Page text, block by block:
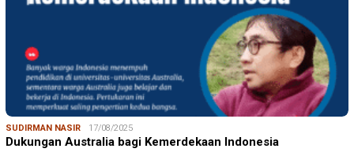
SUDIRMAN NASIR 17/08/2025
Dukungan Australia bagi Kemerdekaan Indonesia